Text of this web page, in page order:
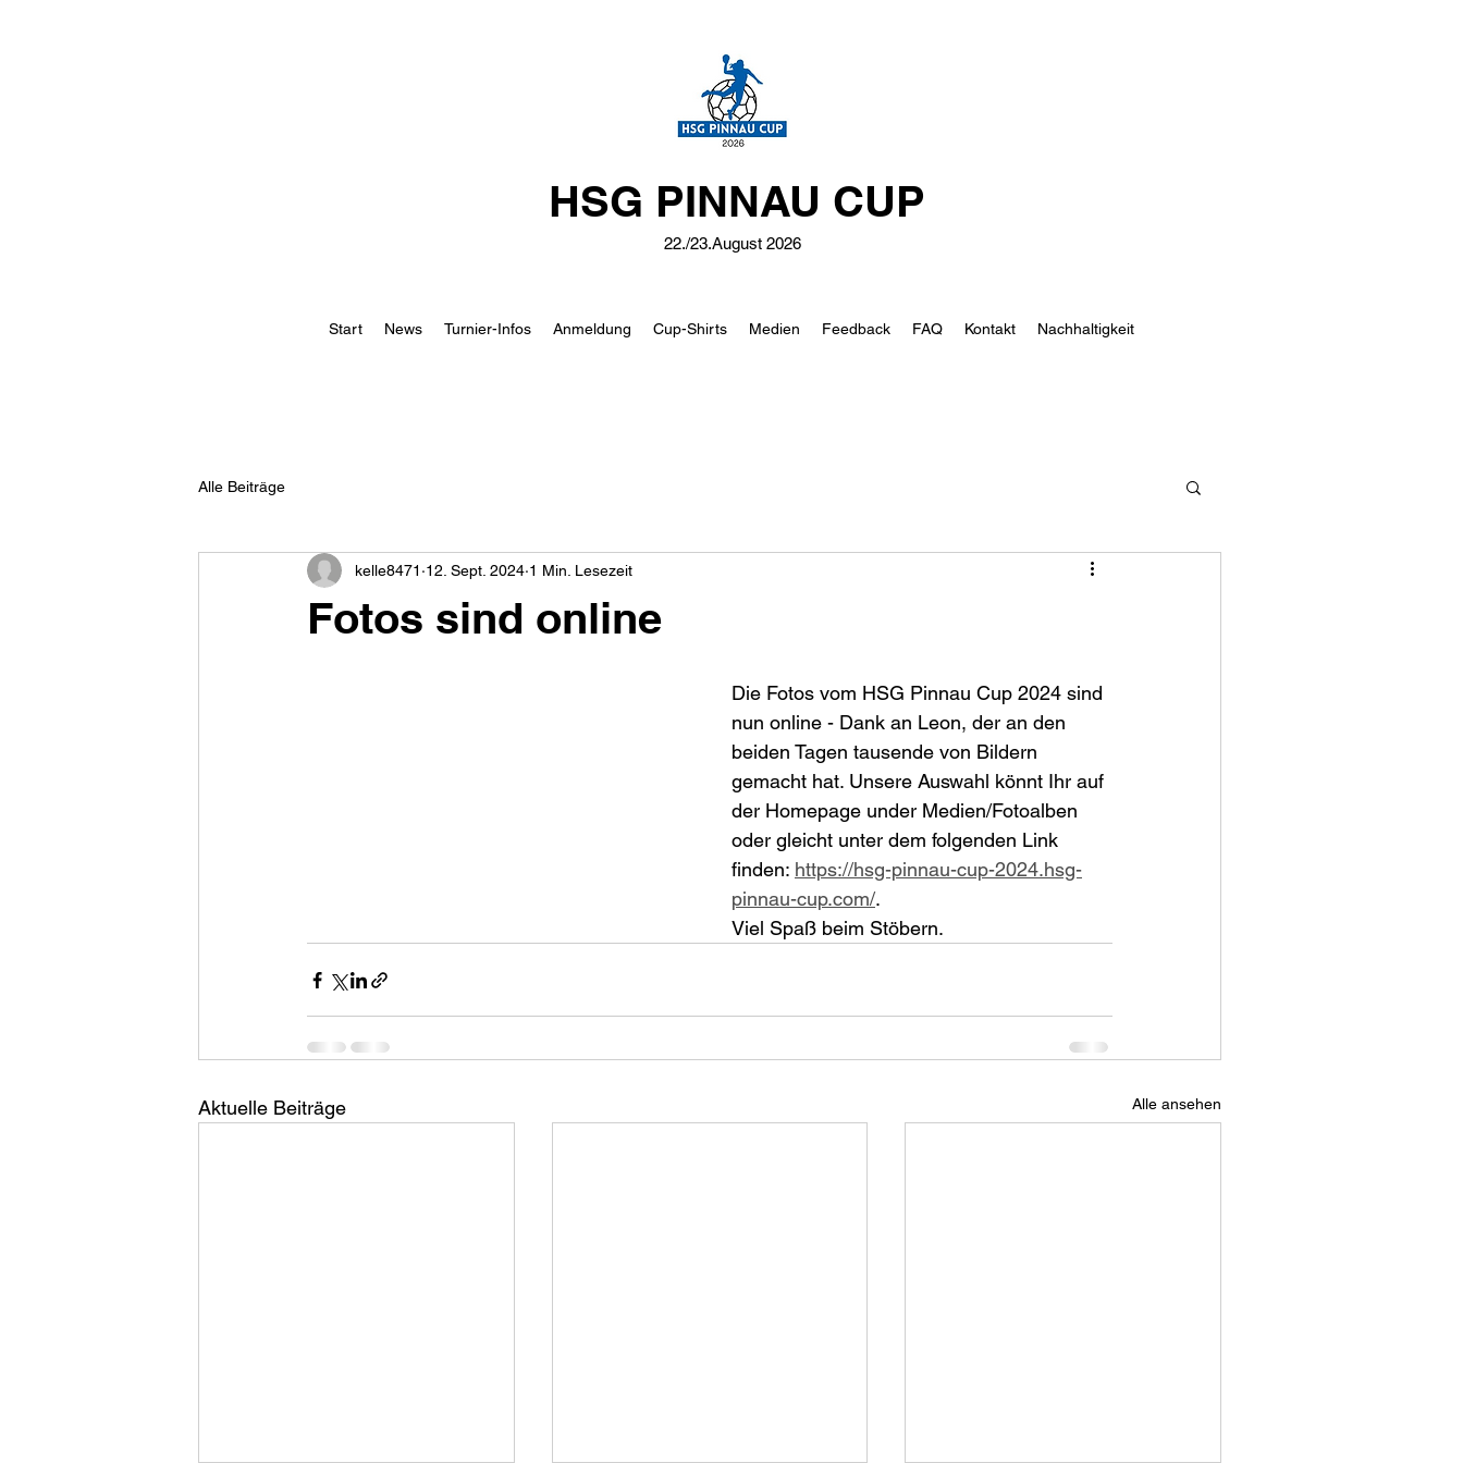
HSG PINNAU CUP
22./23.August 2026
Start News Turnier-Infos Anmeldung Cup-Shirts Medien Feedback FAQ Kontakt Nachhaltigkeit
Alle Beiträge
Fotos sind online
kelle8471 12. Sept. 2024 1 Min. Lesezeit
Die Fotos vom HSG Pinnau Cup 2024 sind
nun online - Dank an Leon, der an den
beiden Tagen tausende von Bildern
gemacht hat. Unsere Auswahl könnt Ihr auf
der Homepage under Medien/Fotoalben
oder gleicht unter dem folgenden Link
finden: https://hsg-pinnau-cup-2024.hsg-
pinnau-cup.com/.
Viel Spaß beim Stöbern.
Aktuelle Beiträge Alle ansehen